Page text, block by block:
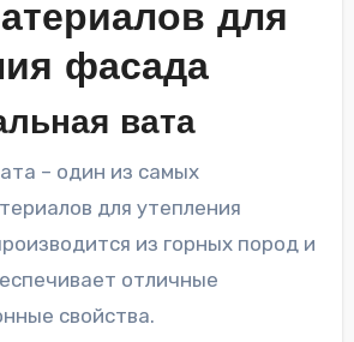
для
фасада
вата
– один из самых
для утепления
из горных пород и
отличные
свойства.